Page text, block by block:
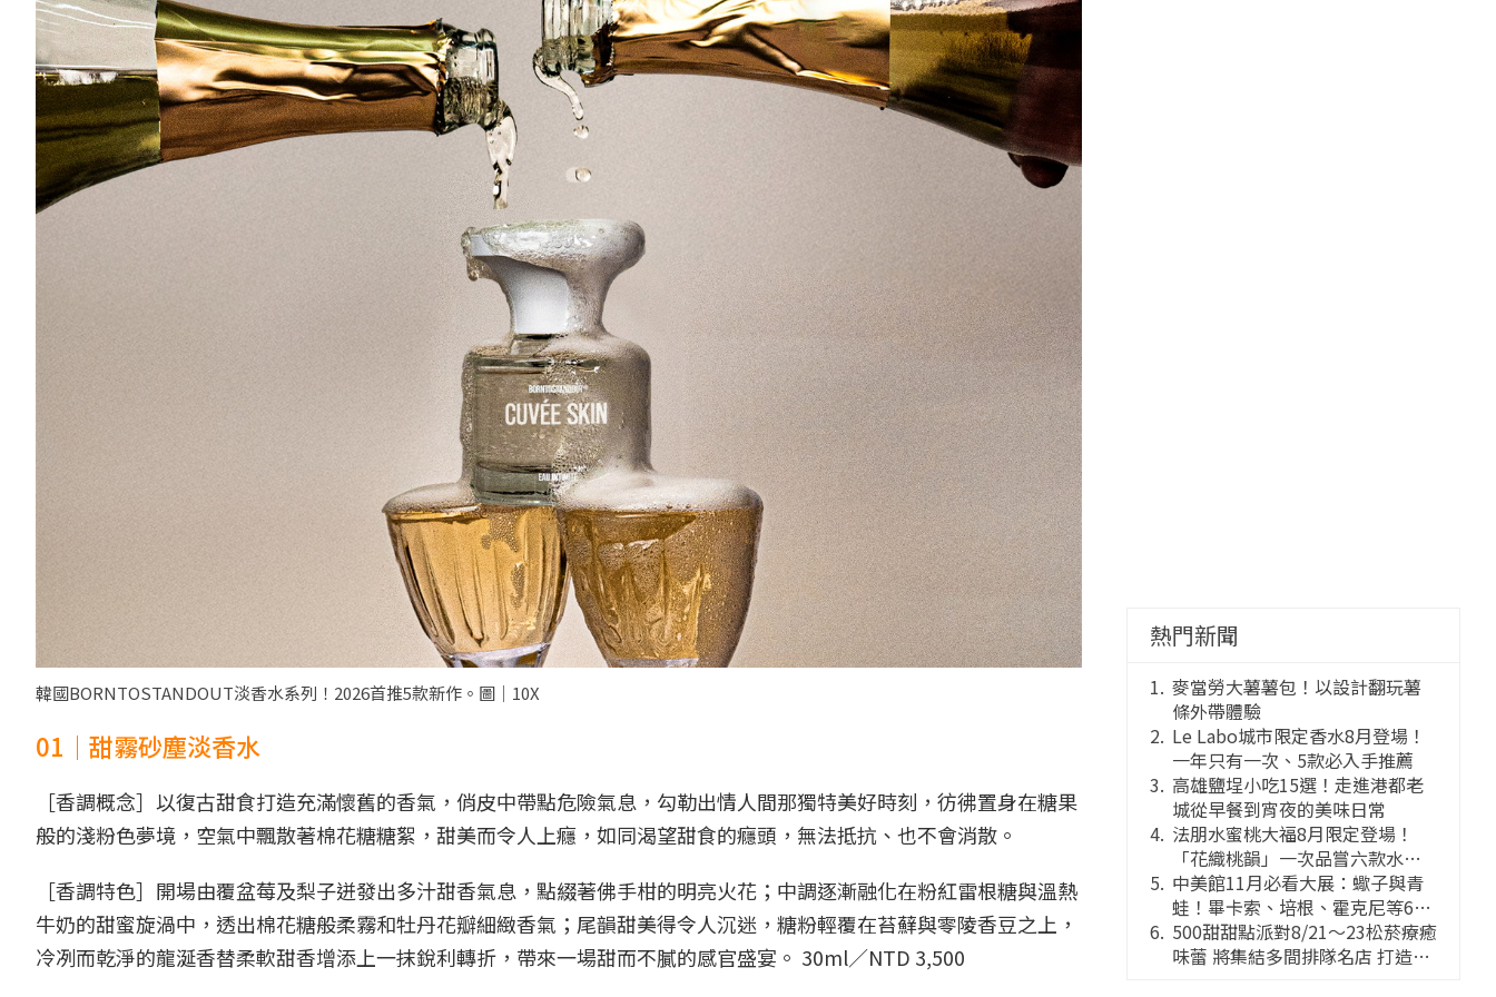
韓國BORNTOSTANDOUT淡香水系列！2026首推5款新作。圖｜10X
01｜甜霧砂塵淡香水
［香調概念］以復古甜食打造充滿懷舊的香氣，俏皮中帶點危險氣息，勾勒出情人間那獨特美好時刻，彷彿置身在糖果
般的淺粉色夢境，空氣中飄散著棉花糖糖絮，甜美而令人上癮，如同渴望甜食的癮頭，無法抵抗、也不會消散。
［香調特色］開場由覆盆莓及梨子迸發出多汁甜香氣息，點綴著佛手柑的明亮火花；中調逐漸融化在粉紅雷根糖與溫熱
牛奶的甜蜜旋渦中，透出棉花糖般柔霧和牡丹花瓣細緻香氣；尾韻甜美得令人沉迷，糖粉輕覆在苔蘚與零陵香豆之上，
冷冽而乾淨的龍涎香替柔軟甜香增添上一抹銳利轉折，帶來一場甜而不膩的感官盛宴。 30ml／NTD 3,500
熱門新聞
麥當勞大薯薯包！以設計翻玩薯
條外帶體驗
Le Labo城市限定香水8月登場！
一年只有一次、5款必入手推薦
高雄鹽埕小吃15選！走進港都老
城從早餐到宵夜的美味日常
法朋水蜜桃大福8月限定登場！
「花織桃韻」一次品嘗六款水蜜
桃花果大福
中美館11月必看大展：蠍子與青
蛙！畢卡索、培根、霍克尼等66
件國巨典藏亮相
500甜甜點派對8/21～23松菸療癒
味蕾 將集結多間排隊名店 打造靈